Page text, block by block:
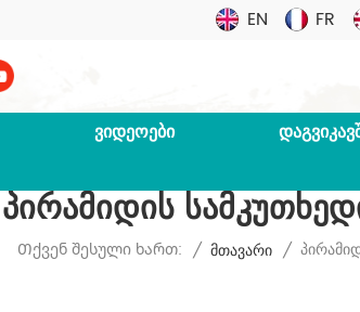
EN FR
ᲕᲘᲓᲔᲝᲔᲑᲘ
Პირამიდის
Თქვენ Შესული Ხართ: / Მთავარი /